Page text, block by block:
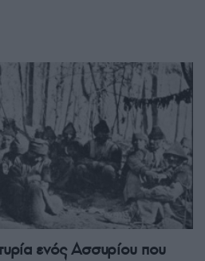
ενός Ασσυρίου που